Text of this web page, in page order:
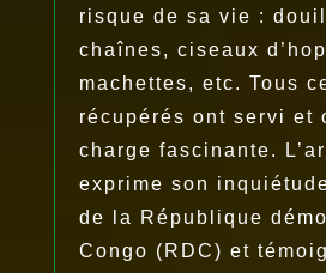
risque de sa vie :
chaînes, ciseaux
machettes, etc. Tous
récupérés ont servi et
charge fascinante.
exprime son
de la République
Congo (RDC) et